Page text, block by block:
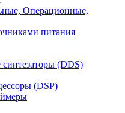
Операционные,
питания
(DDS)
(DSP)